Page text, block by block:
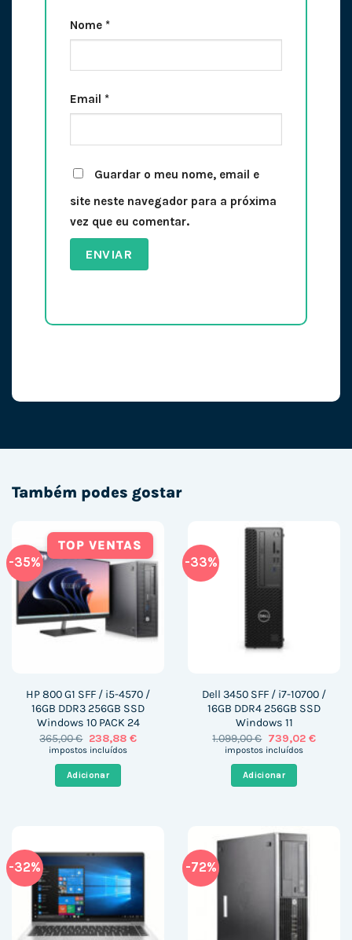
Nome *
Email *
Guardar o meu nome, email e
site neste navegador para a próxima
vez que eu comentar.
Também podes gostar
-35%
TOP VENTAS
HP 800 G1 SFF / i5-4570 /
16GB DDR3 256GB SSD
Windows 10 PACK 24
365,00€ O
preço
era:
365,00 €.
238,88 €O
impostos incluídos
Adicionar
-33%
Dell 3450 SFF / i7-10700 /
16GB DDR4 256GB SSD
Windows 11
1.099,00€ O
preço
era:
1.099,00 €.
739,02 €O
impostos incluídos
Adicionar
-32% -72%